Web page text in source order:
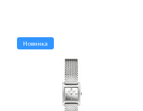
Новинка